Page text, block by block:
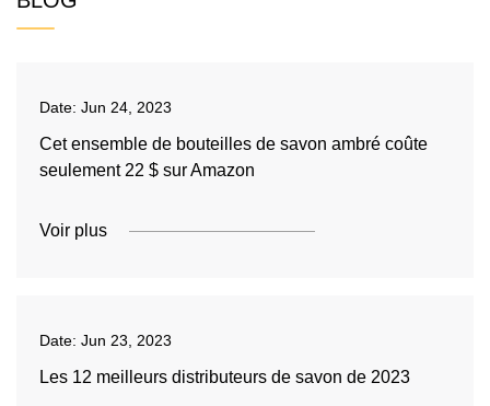
Date: Jun 24, 2023
Cet ensemble de bouteilles de savon ambré coûte
seulement 22 $ sur Amazon
Voir plus
Date: Jun 23, 2023
Les 12 meilleurs distributeurs de savon de 2023